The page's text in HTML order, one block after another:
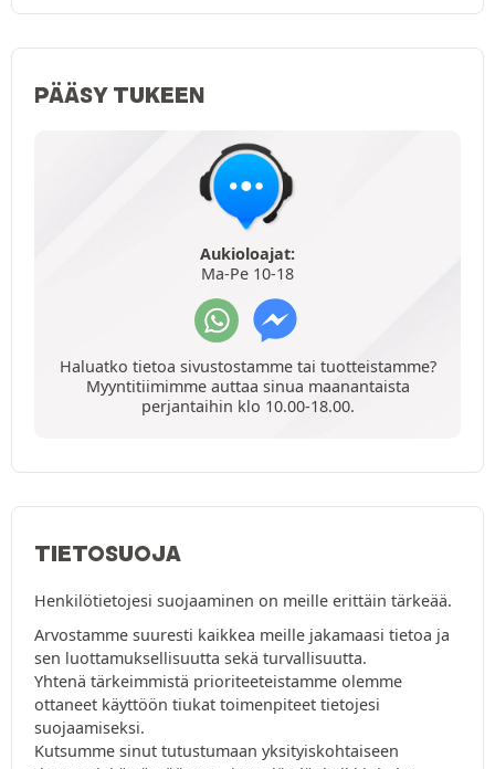
PÄÄSY TUKEEN
Aukioloajat:
Ma-Pe 10-18
Haluatko tietoa sivustostamme tai tuotteistamme?
Myyntitiimimme auttaa sinua maanantaista
perjantaihin klo 10.00-18.00.
TIETOSUOJA
Henkilötietojesi suojaaminen on meille erittäin tärkeää.
Arvostamme suuresti kaikkea meille jakamaasi tietoa ja
sen luottamuksellisuutta sekä turvallisuutta.
Yhtenä tärkeimmistä prioriteeteistamme olemme
ottaneet käyttöön tiukat toimenpiteet tietojesi
suojaamiseksi.
Kutsumme sinut tutustumaan yksityiskohtaiseen